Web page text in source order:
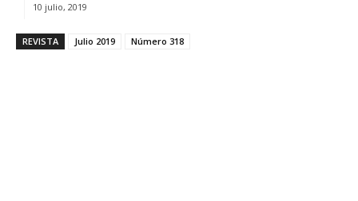
10 julio, 2019
REVISTA Julio 2019 Número 318